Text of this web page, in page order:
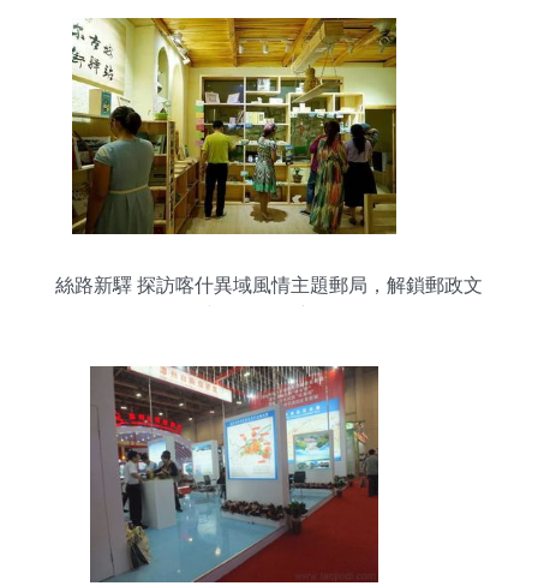
絲路新驛 探訪喀什異域風情主題郵局，解鎖郵政文